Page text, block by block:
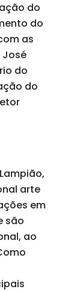
do
do
as
do
do
arte
em
são
ao